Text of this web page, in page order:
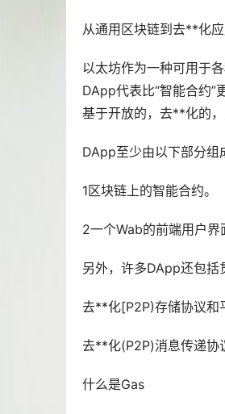
从通用区块链到去**化
以太坊作为一种可用于
DApp代表比“智能合约
基于开放的，去**化的
DApp至少由以下部分组
1区块链上的智能合约。
2一个Wab的前端用户界
另外，许多DApp还包
去**化[P2P)存储协议和
去**化(P2P)消息传递协
什么是Gas